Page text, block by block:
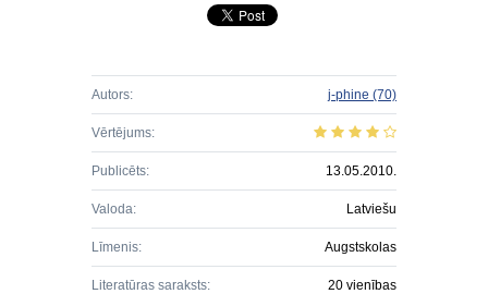
Autors: j-phine (70)
Vērtējums:
Publicēts: 13.05.2010.
Valoda: Latviešu
Līmenis: Augstskolas
Literatūras saraksts: 20 vienības